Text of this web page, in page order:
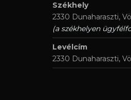
Székhely
2330 Dunaharaszti,
(a székhelyen
Levélcím
2330 Dunaharaszti,